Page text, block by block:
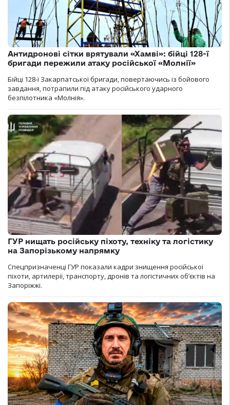
Антидронові сітки врятували «Хамві»: бійці 128-ї
бригади пережили атаку російської «Молнії»
Бійці 128-ї Закарпатської бригади, повертаючись із бойового
завдання, потрапили під атаку російського ударного
безпілотника «Молнія».
ГУР нищать російську піхоту, техніку та логістику
на Запорізькому напрямку
Спецпризначенці ГУР показали кадри знищення російської
піхоти, артилерії, транспорту, дронів та логістичних об’єктів на
Запоріжжі.